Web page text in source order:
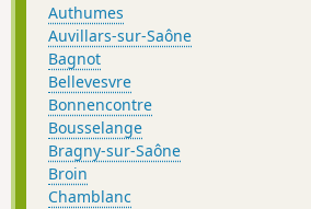
Authumes
Auvillars-sur-Saône
Bagnot
Bellevesvre
Bonnencontre
Bousselange
Bragny-sur-Saône
Broin
Chamblanc